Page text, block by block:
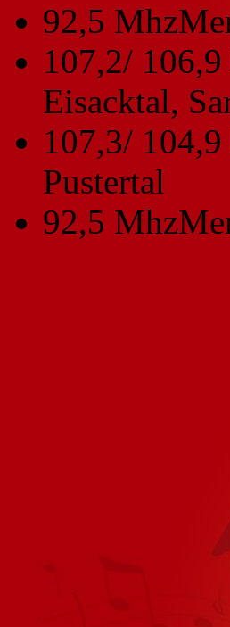
92,5 Mhz
107,2/
Eisacktal,
107,3/
Pustertal
92,5 Mhz